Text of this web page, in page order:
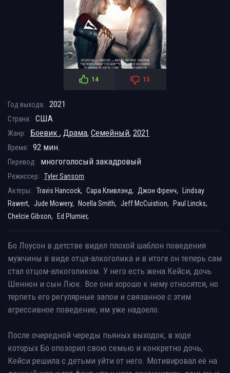
14 13
Год выхода: 2021
Страна: США
Жанр: Боевик , Драма, Семейный, 2021
Время: 92 мин.
Перевод: многоголосый закадровый
Режиссер:
Tyler Sansom
Актеры:
Travis Hancock, Сара Кливлэнд, Джон Френч,
Lindsay
Rawert, Jude Mowery, Noella Smith, Jeff McCuistion,
Paul Lincks,
Chelcie Gibson,
Ed Plumier,
Бо Лоусон в детстве видел плохой шаблон поведения
мужчины в виде отца-алкоголика и в итоге он теперь сам
стал отцом-алкоголиком. У него есть жена Кейси, дочь
Шеннон и сын Люк. Все они хорошо к нему относятся, но
терпеть его регулярные запои и связанное с этим
агрессивное поведение, им уже надоело.
После очередной череды пьяных выходок, в ходе
которых Бо опозорил свою семью и конкретно дочь,
Кейси решила с детьми уйти от него. Мотивировал её на